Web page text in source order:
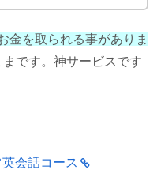
金を取られる事がありま
です。神サービスです
会話コース